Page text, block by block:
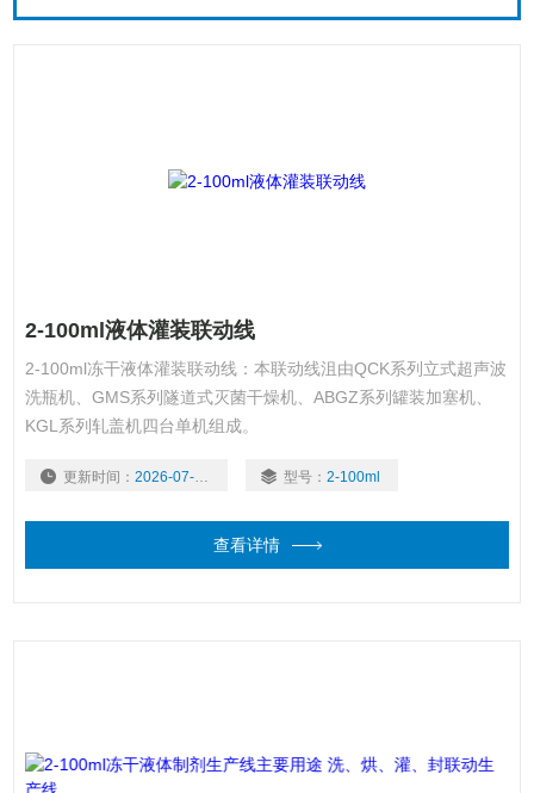
2-100ml液体灌装联动线
2-100ml冻干液体灌装联动线：本联动线沮由QCK系列立式超声波
洗瓶机、GMS系列隧道式灭菌干燥机、ABGZ系列罐装加塞机、
KGL系列轧盖机四台单机组成。
更新时间： 2026-07-30 型号： 2-100ml
查看详情